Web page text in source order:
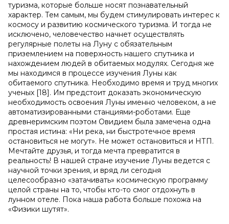
туризма, которые больше носят познавательный
характер. Тем самым, мы будем стимулировать интерес к
космосу и развитию космического туризма. И тогда не
исключено, человечество начнет осуществлять
регулярные полеты на Луну с обязательным
приземлением на поверхность нашего спутника и
нахождением людей в обитаемых модулях. Сегодня же
мы находимся в процессе изучения Луны как
обитаемого спутника. Необходимо время и труд многих
ученых [18]. Им предстоит доказать экономическую
необходимость освоения Луны именно человеком, а не
автоматизированными станциями-роботами. Еще
древнеримским поэтом Овидием была замечена одна
простая истина: «Ни река, ни быстротечное время
остановиться не могут». Не может остановиться и НТП.
Мечтайте друзья, и тогда мечта превратится в
реальность! В нашей стране изучение Луны ведется с
научной точки зрения, и вряд ли сегодня
целесообразно «затачивать» космическую программу
целой страны на то, чтобы кто-то смог отдохнуть в
лунном отеле. Пока наша работа больше похожа на
«Физики шутят».